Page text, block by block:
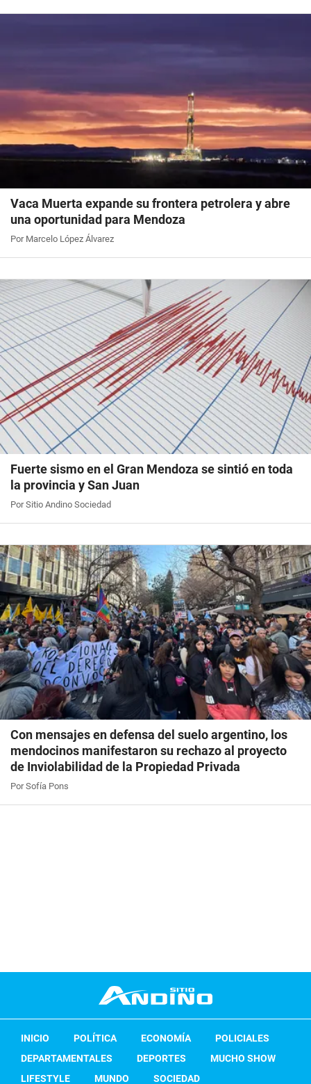
Vaca Muerta expande su frontera petrolera y abre
una oportunidad para Mendoza
Por Marcelo López Álvarez
Fuerte sismo en el Gran Mendoza se sintió en toda
la provincia y San Juan
Por Sitio Andino Sociedad
Con mensajes en defensa del suelo argentino, los
mendocinos manifestaron su rechazo al proyecto
de Inviolabilidad de la Propiedad Privada
Por Sofía Pons
INICIO POLÍTICA ECONOMÍA
POLICIALES
DEPARTAMENTALES
DEPORTES
MUCHO SHOW
LIFESTYLE
MUNDO SOCIEDAD